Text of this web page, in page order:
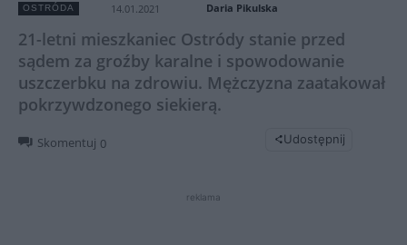
OSTRÓDA 14.01.2021 Daria Pikulska
21-letni mieszkaniec Ostródy stanie przed
sądem za groźby karalne i spowodowanie
uszczerbku na zdrowiu. Mężczyzna zaatakował
pokrzywdzonego siekierą.
Skomentuj 0 Udostępnij
reklama